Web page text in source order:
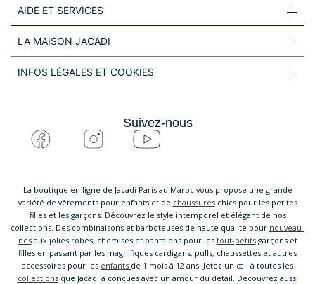
AIDE ET SERVICES
LA MAISON JACADI
INFOS LÉGALES ET COOKIES
Suivez-nous
La boutique en ligne de Jacadi Paris au Maroc vous propose une grande
variété de vêtements pour enfants et de chaussureschics pour les petites
filles et les garçons. Découvrez le style intemporel et élégant de nos
collections. Des combinaisons et barboteuses de haute qualité pour nouveau-
nésaux jolies robes, chemises et pantalons pour les tout-petitsgarçons et
filles en passant par les magnifiques cardigans, pulls, chaussettes et autres
accessoires pour les enfants de 1 mois à 12 ans. Jetez un œil à toutes les
collectionsque Jacadi a conçues avec un amour du détail. Découvrez aussi